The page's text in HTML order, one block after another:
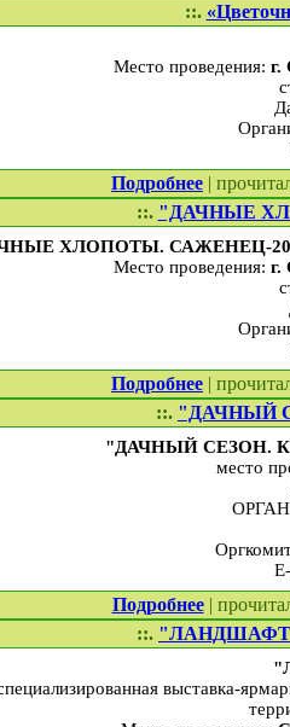
::.
Место проведения: г.
Подробнее |
::. "ДАЧНЫЕ
ХЛОПОТЫ. САЖЕНЕЦ-
Место проведения: г.
Подробнее |
::. "ДАЧНЫЙ
"ДАЧНЫЙ СЕЗОН.
место
Подробнее|
::. "ЛАНДШАФТ
выставка-